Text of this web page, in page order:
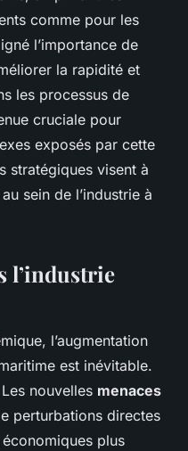
comme pour les
l’importance de
la rapidité et
les processus de
cruciale pour
exposés par cette
stratégiques visent à
sein de l’industrie à
l’industrie
l’augmentation
est inévitable.
nouvelles menaces
perturbations directes
plus